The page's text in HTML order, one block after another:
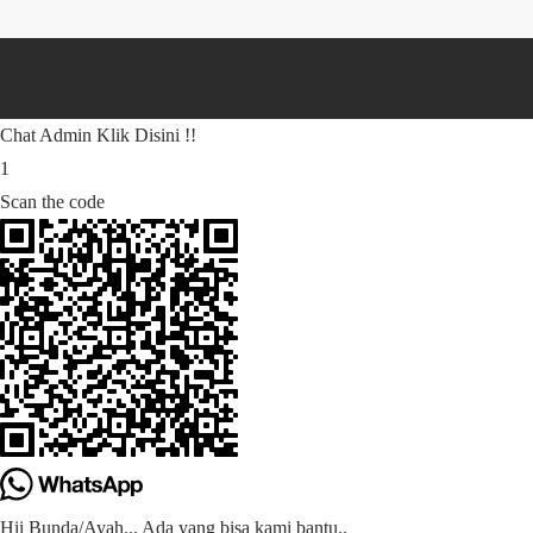
Chat Admin Klik Disini !!
1
Scan the code
Hii Bunda/Ayah... Ada yang bisa kami bantu..